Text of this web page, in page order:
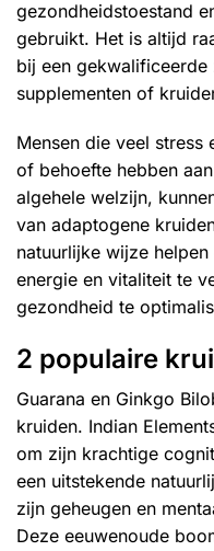
gezondheidstoestand
gebruikt. Het is altijd
bij een
supplementen of
Mensen die veel stress
of behoefte hebben
algehele welzijn,
van adaptogene
natuurlijke wijze
energie en vitaliteit te
gezondheid te
2 populaire
Guarana en Ginkgo
kruiden. Indian
om zijn krachtige
een uitstekende
zijn geheugen en
Deze eeuwenoude